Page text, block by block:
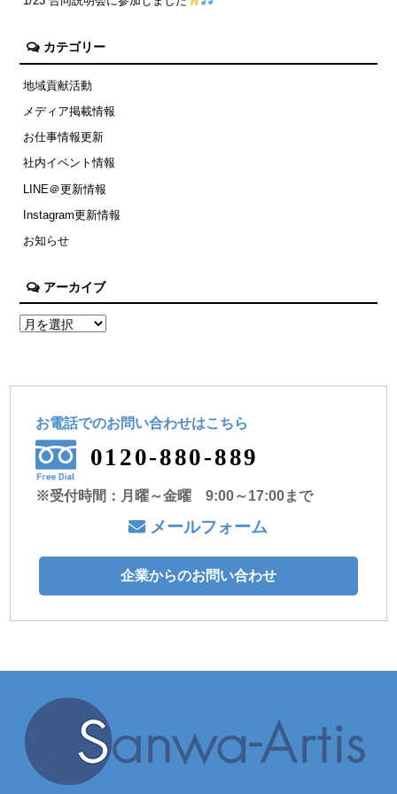
カテゴリー
地域貢献活動
メディア掲載情報
お仕事情報更新
社内イベント情報
LINE＠更新情報
Instagram更新情報
お知らせ
アーカイブ
お電話でのお問い合わせはこちら
0120-880-889
※受付時間：月曜～金曜 9:00～17:00まで
メールフォーム
企業からのお問い合わせ